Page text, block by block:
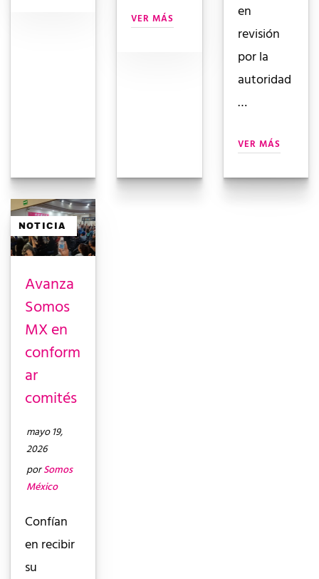
VER MÁS
en
revisión
por la
autoridad
…
VER MÁS
NOTICIA
Avanza
Somos
MX en
conform
ar
comités
mayo 19,
2026
porSomos
México
Confían
en recibir
su